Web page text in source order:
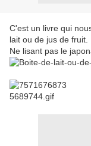
C'est un livre qui
lait ou de jus de fruit.
Ne lisant pas le